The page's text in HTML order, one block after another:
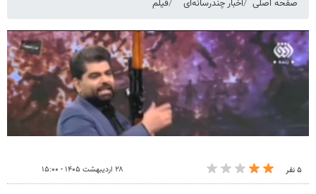
صفحه اصلی اخبار چندرسانه‌ای فیلم
۵ نفر ۲۸ اردیبهشت ۱۴۰۵ - ۱۵:۰۰